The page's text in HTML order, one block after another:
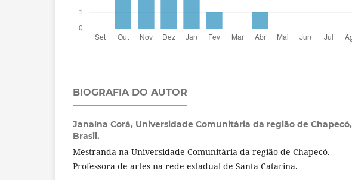
BIOGRAFIA DO AUTOR
Janaína Corá, Universidade Comunitária da região de Chapecó,
Brasil.
Mestranda na Universidade Comunitária da região de Chapecó.
Professora de artes na rede estadual de Santa Catarina.